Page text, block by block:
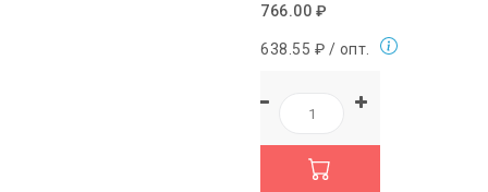
766.00 ₽
638.55 ₽ / опт.